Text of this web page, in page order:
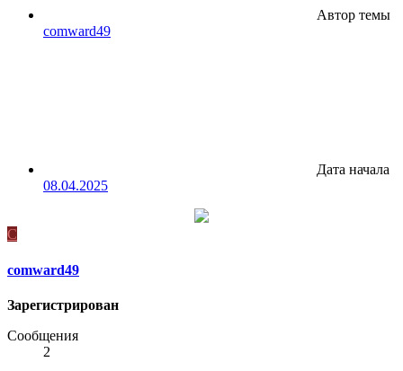
Автор темы
comward49
Дата начала
08.04.2025
C
comward49
Зарегистрирован
Сообщения
2